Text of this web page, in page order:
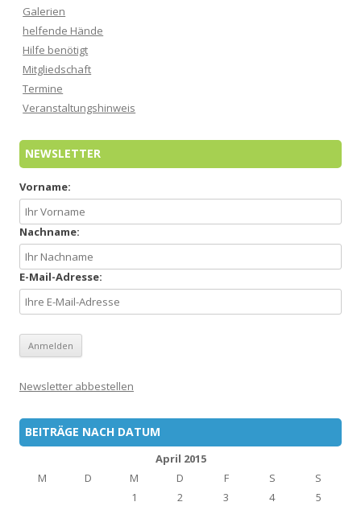
Galerien
helfende Hände
Hilfe benötigt
Mitgliedschaft
Termine
Veranstaltungshinweis
NEWSLETTER
Vorname:
Nachname:
E-Mail-Adresse:
Newsletter abbestellen
BEITRÄGE NACH DATUM
April 2015
M
D M D F S
S
1
2 3 4
5